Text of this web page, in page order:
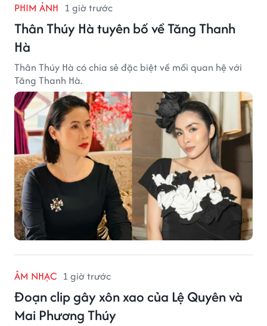
PHIM ẢNH 1 giờ trước
Thân Thúy Hà tuyên bố về Tăng Thanh
Hà
Thân Thúy Hà có chia sẻ đặc biệt về mối quan hệ với
Tăng Thanh Hà.
ÂM NHẠC 1 giờ trước
Đoạn clip gây xôn xao của Lệ Quyên và
Mai Phương Thúy